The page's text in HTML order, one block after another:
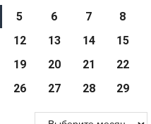
5 6 7 8
12 13 14 15
19 20 21 22
26 27 28 29